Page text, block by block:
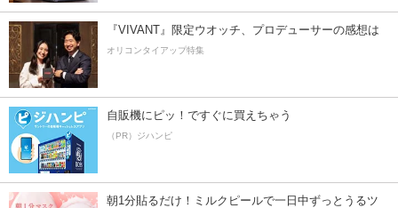
『VIVANT』限定ウオッチ、プロデューサーの感想は
オリコンタイアップ特集
自販機にピッ！ですぐに買えちゃう
（PR）ジハンピ
朝1分貼るだけ！ミルクピールで一日中ずっとうるツ